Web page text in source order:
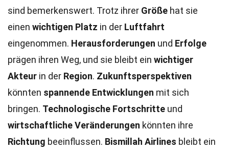
sind bemerkenswert. Trotz ihrer Größe hat sie
einen wichtigen Platz in der Luftfahrt
eingenommen. Herausforderungen und Erfolge
prägen ihren Weg, und sie bleibt ein wichtiger
Akteur in der Region. Zukunftsperspektiven
könnten spannende Entwicklungen mit sich
bringen. Technologische Fortschritte und
wirtschaftliche Veränderungen könnten ihre
Richtung beeinflussen. Bismillah Airlines bleibt ein